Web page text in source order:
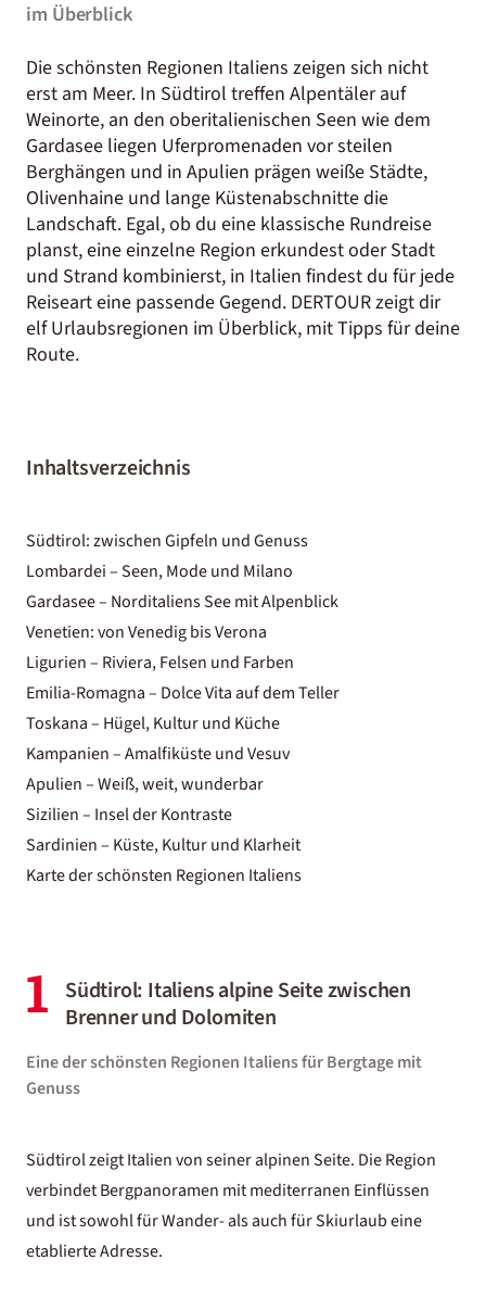
im Überblick
Die schönsten Regionen Italiens zeigen sich nicht
erst am Meer. In Südtirol treffen Alpentäler auf
Weinorte, an den oberitalienischen Seen wie dem
Gardasee liegen Uferpromenaden vor steilen
Berghängen und in Apulien prägen weiße Städte,
Olivenhaine und lange Küstenabschnitte die
Landschaft. Egal, ob du eine klassische Rundreise
planst, eine einzelne Region erkundest oder Stadt
und Strand kombinierst, in Italien findest du für jede
Reiseart eine passende Gegend. DERTOUR zeigt dir
elf Urlaubsregionen im Überblick, mit Tipps für deine
Route.
Inhaltsverzeichnis
Südtirol: zwischen Gipfeln und Genuss
Lombardei – Seen, Mode und Milano
Gardasee – Norditaliens See mit Alpenblick
Venetien: von Venedig bis Verona
Ligurien – Riviera, Felsen und Farben
Emilia-Romagna – Dolce Vita auf dem Teller
Toskana – Hügel, Kultur und Küche
Kampanien – Amalfiküste und Vesuv
Apulien – Weiß, weit, wunderbar
Sizilien – Insel der Kontraste
Sardinien – Küste, Kultur und Klarheit
Karte der schönsten Regionen Italiens
1
Südtirol: Italiens alpine Seite zwischen
Brenner und Dolomiten
Eine der schönsten Regionen Italiens für Bergtage mit
Genuss
Südtirol zeigtItalienvon seiner alpinen Seite. Die Region
verbindet Bergpanoramen mit mediterranen Einflüssen
und ist sowohl für Wander- als auch für Skiurlaub eine
etablierte Adresse.